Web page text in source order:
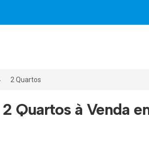
2 Quartos
Quartos à Venda